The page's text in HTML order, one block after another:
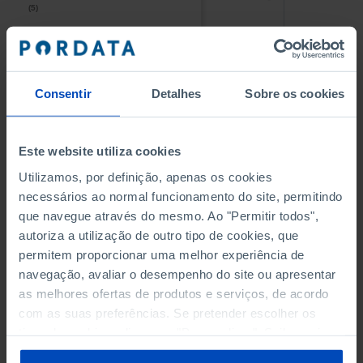
Consentir Detalhes Sobre os cookies
Este website utiliza cookies
Utilizamos, por definição, apenas os cookies
necessários ao normal funcionamento do site, permitindo
que navegue através do mesmo. Ao "Permitir todos",
autoriza a utilização de outro tipo de cookies, que
permitem proporcionar uma melhor experiência de
navegação, avaliar o desempenho do site ou apresentar
as melhores ofertas de produtos e serviços, de acordo
com as suas preferências. Se pretender escolher os
sobre cookies através da gestão de preferências ou da
(5)
(5)
PESSOAL AO SERVIÇO NAS
PESSOAL AO SERVIÇO NAS
DO MUNICÍPIO (%)
Empresas não financeiras
DO MUNICÍPIO (%)
Empresas não financeiras
VOLUME DE NEGÓCIOS DAS
QUATRO MAIORES EMPRESAS
DO MUNICÍPIO (%)
VOLUME DE NEGÓCIOS DAS
QUATRO MAIORES EMPRESAS
DO MUNICÍPIO (%)
-
BANCOS, CAIXAS ECONÓMICAS
BANCOS, CAIXAS ECONÓMICAS
CAIXAS DE CRÉDITO AGRÍCOLA
CAIXAS DE CRÉDITO AGRÍCOLA